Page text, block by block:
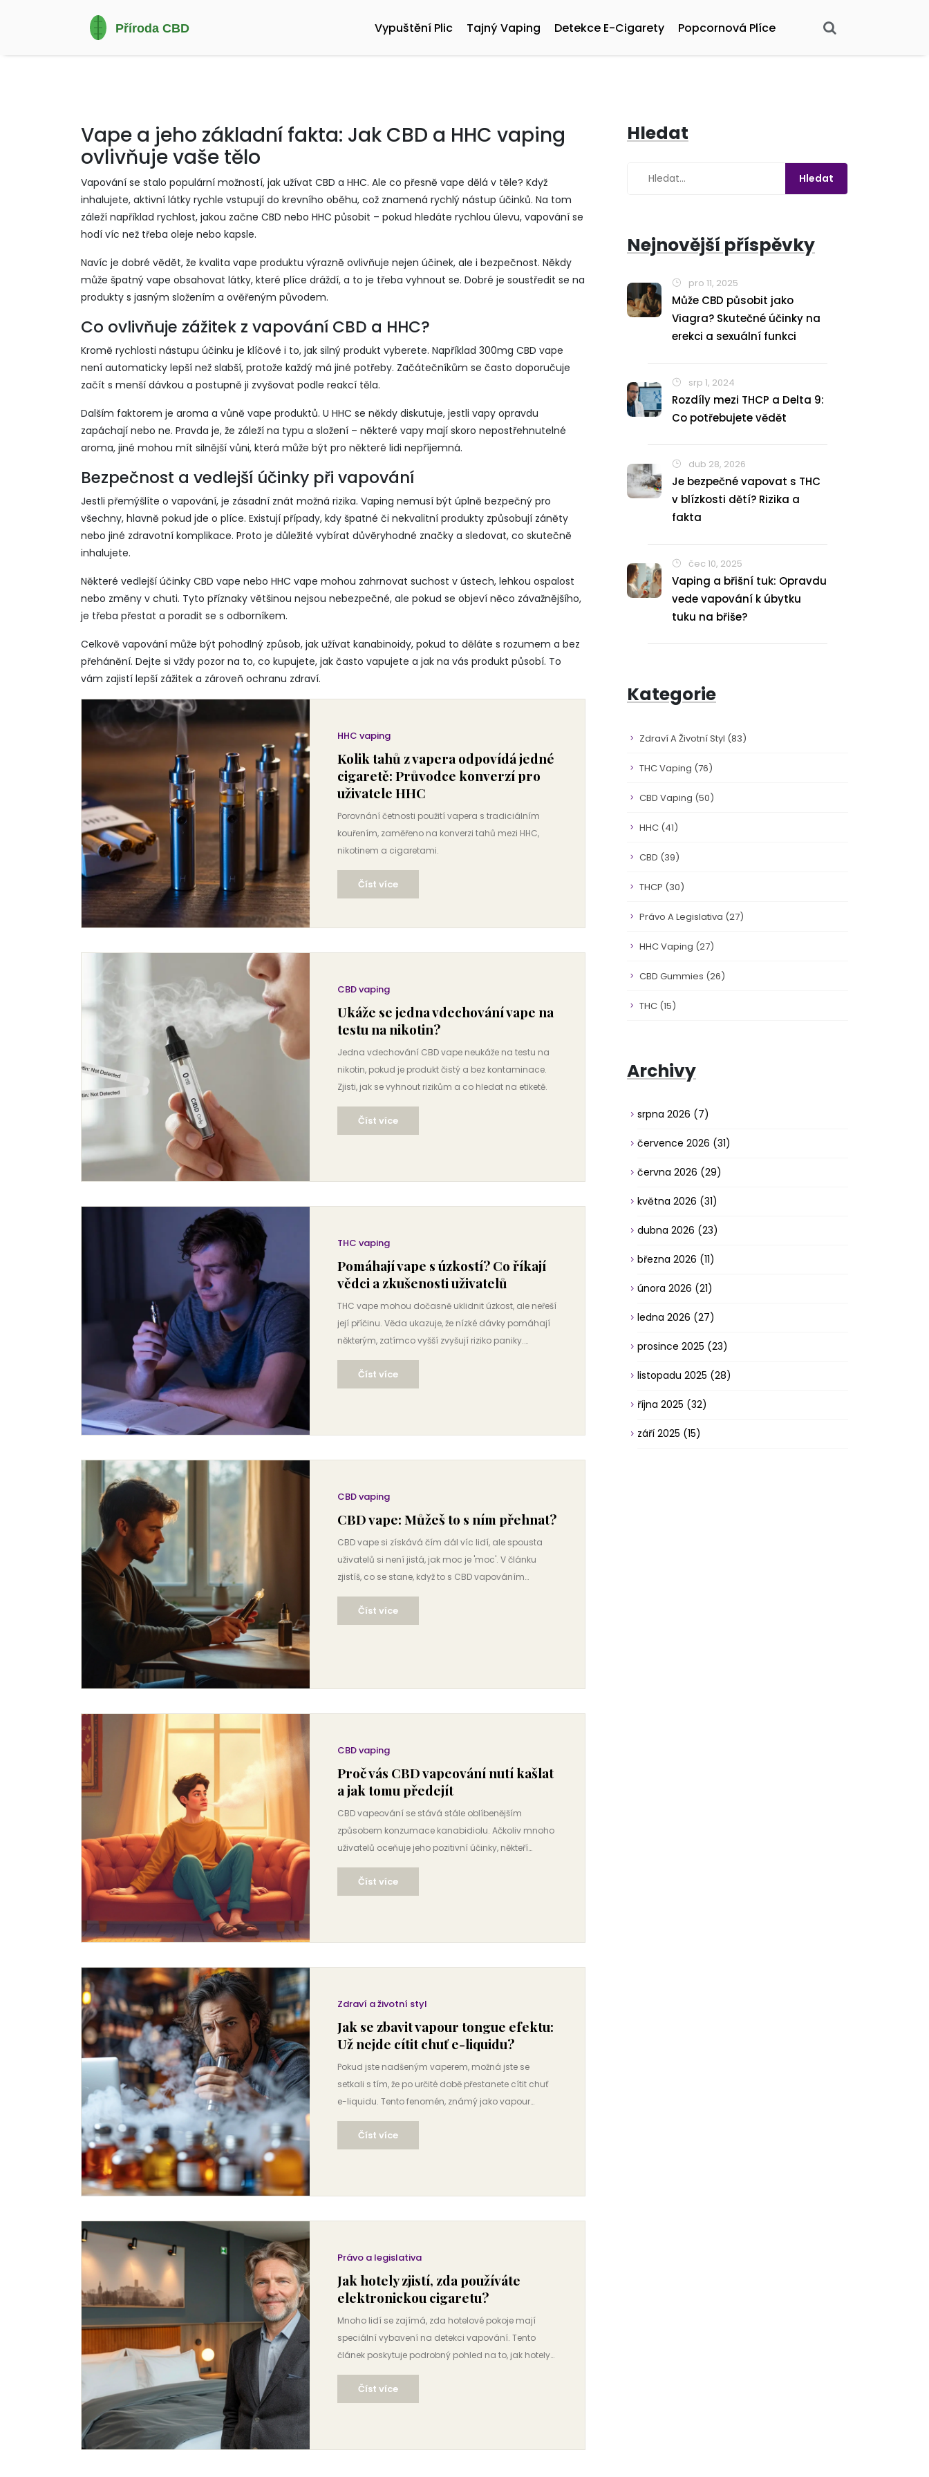
Vypuštění Plic Tajný Vaping Detekce E-Cigarety Popcornová Plíce
Vape a jeho základní fakta: Jak CBD a HHC vaping
ovlivňuje vaše tělo
Vapování se stalo populární možností, jak užívat CBD a HHC. Ale co přesně vape dělá v těle? Když
inhalujete, aktivní látky rychle vstupují do krevního oběhu, což znamená rychlý nástup účinků. Na tom
záleží například rychlost, jakou začne CBD nebo HHC působit – pokud hledáte rychlou úlevu, vapování se
hodí víc než třeba oleje nebo kapsle.
Navíc je dobré vědět, že kvalita vape produktu výrazně ovlivňuje nejen účinek, ale i bezpečnost. Někdy
může špatný vape obsahovat látky, které plíce dráždí, a to je třeba vyhnout se. Dobré je soustředit se na
produkty s jasným složením a ověřeným původem.
Co ovlivňuje zážitek z vapování CBD a HHC?
Kromě rychlosti nástupu účinku je klíčové i to, jak silný produkt vyberete. Například 300mg CBD vape
není automaticky lepší než slabší, protože každý má jiné potřeby. Začátečníkům se často doporučuje
začít s menší dávkou a postupně ji zvyšovat podle reakcí těla.
Dalším faktorem je aroma a vůně vape produktů. U HHC se někdy diskutuje, jestli vapy opravdu
zapáchají nebo ne. Pravda je, že záleží na typu a složení – některé vapy mají skoro nepostřehnutelné
aroma, jiné mohou mít silnější vůni, která může být pro některé lidi nepříjemná.
Bezpečnost a vedlejší účinky při vapování
Jestli přemýšlíte o vapování, je zásadní znát možná rizika. Vaping nemusí být úplně bezpečný pro
všechny, hlavně pokud jde o plíce. Existují případy, kdy špatné či nekvalitní produkty způsobují záněty
nebo jiné zdravotní komplikace. Proto je důležité vybírat důvěryhodné značky a sledovat, co skutečně
inhalujete.
Některé vedlejší účinky CBD vape nebo HHC vape mohou zahrnovat suchost v ústech, lehkou ospalost
nebo změny v chuti. Tyto příznaky většinou nejsou nebezpečné, ale pokud se objeví něco závažnějšího,
je třeba přestat a poradit se s odborníkem.
Celkově vapování může být pohodlný způsob, jak užívat kanabinoidy, pokud to děláte s rozumem a bez
přehánění. Dejte si vždy pozor na to, co kupujete, jak často vapujete a jak na vás produkt působí. To
vám zajistí lepší zážitek a zároveň ochranu zdraví.
HHC vaping
Kolik tahů z vapera odpovídá jedné
cigaretě: Průvodce konverzí pro
uživatele HHC
Porovnání četnosti použití vapera s tradiciálním
kouřením, zaměřeno na konverzi tahů mezi HHC,
nikotinem a cigaretami.
Číst více
CBD vaping
Ukáže se jedna vdechování vape na
testu na nikotin?
Jedna vdechování CBD vape neukáže na testu na
nikotin, pokud je produkt čistý a bez kontaminace.
Zjisti, jak se vyhnout rizikům a co hledat na etiketě.
Číst více
THC vaping
Pomáhají vape s úzkostí? Co říkají
vědci a zkušenosti uživatelů
THC vape mohou dočasně uklidnit úzkost, ale neřeší
její příčinu. Věda ukazuje, že nízké dávky pomáhají
některým, zatímco vyšší zvyšují riziko paniky.
Alternativy jako CBD nebo terapie jsou bezpečnější a
trvalejší.Číst více
CBD vaping
CBD vape: Můžeš to s ním přehnat?
CBD vape si získává čím dál víc lidí, ale spousta
uživatelů si není jistá, jak moc je 'moc'. V článku
zjistíš, co se stane, když to s CBD vapováním
přeženeš, podle čeho poznáš, že už je toho moc, a
jaké můžeš čekat vedlejší účinky. Dozvíš se i
praktické tipy, jak dávkovat bezpečně a proč
Číst více
CBD vaping
Proč vás CBD vapeování nutí kašlat
a jak tomu předejít
CBD vapeování se stává stále oblíbenějším
způsobem konzumace kanabidiolu. Ačkoliv mnoho
uživatelů oceňuje jeho pozitivní účinky, někteří
zaznamenávají nepříjemný vedlejší efekt – nutkání
ke kašli. Tento článek zkoumá, proč k tomu konkrétně
při vapeování CBD dochází a jak lze tento problém
Číst více
Zdraví a životní styl
Jak se zbavit vapour tongue efektu:
Už nejde cítit chuť e-liquidu?
Pokud jste nadšeným vaperem, možná jste se
setkali s tím, že po určité době přestanete cítit chuť
e-liquidu. Tento fenomén, známý jako vapour
tongue, může být frustrující. V tomto článku se
dozvíte, proč k němu dochází a jaké účinné metody
mohou pomoci vrátit plnohodnotný chuťový
Číst více
Právo a legislativa
Jak hotely zjistí, zda používáte
elektronickou cigaretu?
Mnoho lidí se zajímá, zda hotelové pokoje mají
speciální vybavení na detekci vapování. Tento
článek poskytuje podrobný pohled na to, jak hotely
mohou rozpoznat používání elektronických cigaret
a jaké následky to může mít pro hosty. Budeme se
věnovat i tomu, jak se můžete vyhnout případným
Číst více
Hledat
Nejnovější příspěvky
pro 11, 2025
Může CBD působit jako
Viagra? Skutečné účinky na
erekci a sexuální funkci
srp 1, 2024
Rozdíly mezi THCP a Delta 9:
Co potřebujete vědět
dub 28, 2026
Je bezpečné vapovat s THC
v blízkosti dětí? Rizika a
fakta
čec 10, 2025
Vaping a břišní tuk: Opravdu
vede vapování k úbytku
tuku na břiše?
Kategorie
Zdraví A Životní Styl (83)
THC Vaping (76)
CBD Vaping (50)
HHC (41)
CBD (39)
THCP (30)
Právo A Legislativa (27)
HHC Vaping (27)
CBD Gummies (26)
THC (15)
Archivy
srpna 2026 (7)
července 2026 (31)
června 2026 (29)
května 2026 (31)
dubna 2026 (23)
března 2026 (11)
února 2026 (21)
ledna 2026 (27)
prosince 2025 (23)
listopadu 2025 (28)
října 2025 (32)
září 2025 (15)